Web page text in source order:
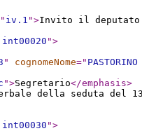
iv.1 ">Invito il deputato
">
" cognomeNome="
">Segretario</emphasis>
della seduta del 13
">